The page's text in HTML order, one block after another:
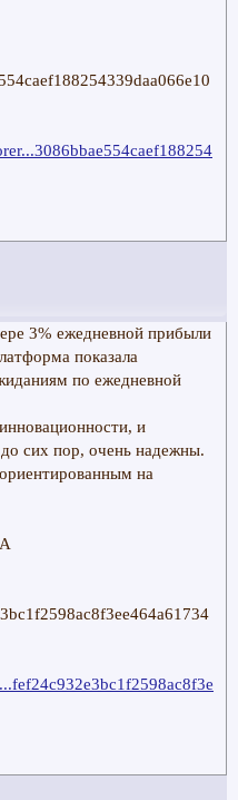
3% ежедневной прибыли
показала
по ежедневной
и
сих пор, очень надежны.
на